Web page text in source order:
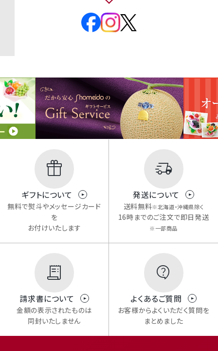
ギフトについて
無料で熨斗やメッセージカード
を
お付けいたします
発送について
送料無料※北海道・沖縄県除く
16時までのご注文で即日発送
※一部商品
請求書について
金額の表示されたものは
同封いたしません
よくあるご質問
お客様からよくいただく質問を
まとめました